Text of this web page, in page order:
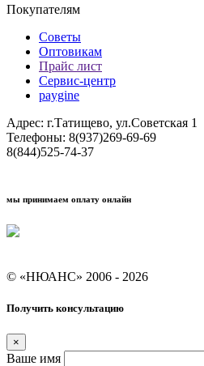
Покупателям
Советы
Оптовикам
Прайс лист
Сервис-центр
paygine
Адрес: г.Татищево, ул.Советская 1
Телефоны: 8(937)269-69-69
8(844)525-74-37
мы принимаем оплату онлайн
© «НЮАНС» 2006 - 2026
Получить консультацию
×
Ваше имя